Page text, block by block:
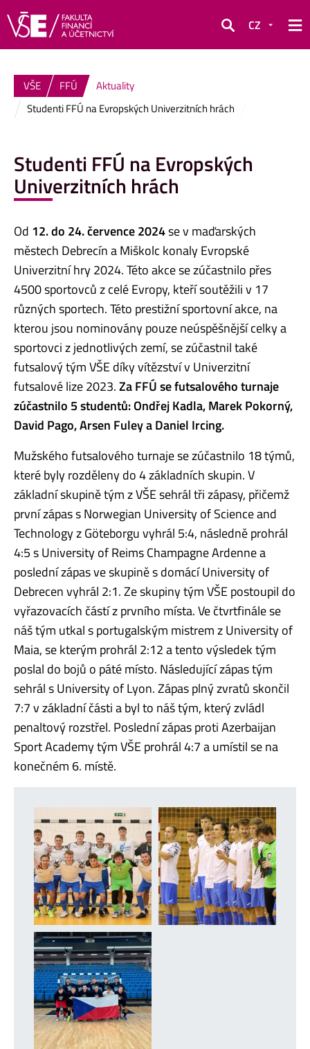
Hledat
CZ
VŠE FFÚ
Aktuality
Studenti FFÚ na Evropských Univerzitních hrách
Studenti FFÚ na Evropských
Univerzitních hrách
Od 12. do 24. července 2024se v maďarských
městech Debrecín a Miškolc konaly Evropské
Univerzitní hry 2024. Této akce se zúčastnilo přes
4500 sportovců z celé Evropy, kteří soutěžili v 17
různých sportech. Této prestižní sportovní akce, na
kterou jsou nominovány pouze neúspěšnější celky a
sportovci z jednotlivých zemí, se zúčastnil také
futsalový tým VŠE díky vítězství v Univerzitní
futsalové lize 2023.Za FFÚ se futsalového turnaje
zúčastnilo 5 studentů: Ondřej Kadla, Marek Pokorný,
David Pago, Arsen Fuley a Daniel Ircing.
Mužského futsalového turnaje se zúčastnilo 18 týmů,
které byly rozděleny do 4 základních skupin. V
základní skupině tým z VŠE sehrál tři zápasy, přičemž
první zápas s Norwegian University of Science and
Technology z Göteborgu vyhrál 5:4, následně prohrál
4:5 s University of Reims Champagne Ardenne a
poslední zápas ve skupině s domácí University of
Debrecen vyhrál 2:1. Ze skupiny tým VŠE postoupil do
vyřazovacích částí z prvního místa. Ve čtvrtfinále se
náš tým utkal s portugalským mistrem z University of
Maia, se kterým prohrál 2:12 a tento výsledek tým
poslal do bojů o páté místo. Následující zápas tým
sehrál s University of Lyon. Zápas plný zvratů skončil
7:7 v základní části a byl to náš tým, který zvládl
penaltový rozstřel. Poslední zápas proti Azerbaijan
Sport Academy tým VŠE prohrál 4:7 a umístil se na
konečném 6. místě.